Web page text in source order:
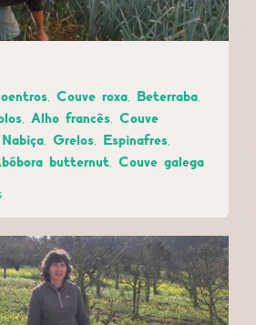
Couve roxa, Beterraba,
Alho francês, Couve
Grelos, Espinafres,
butternut, Couve galega